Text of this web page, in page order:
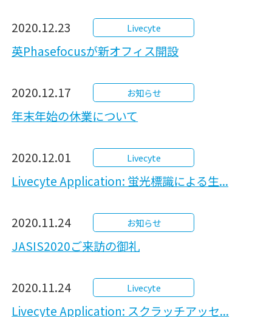
2020.12.23 Livecyte
英Phasefocusが新オフィス開設
2020.12.17 お知らせ
年末年始の休業について
2020.12.01 Livecyte
Livecyte Application: 蛍光標識による生...
2020.11.24 お知らせ
JASIS2020ご来訪の御礼
2020.11.24 Livecyte
Livecyte Application: スクラッチアッセ...